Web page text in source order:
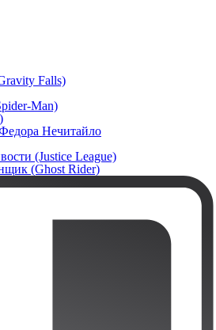
Falls)
Man)
Нечитайло
(Justice League)
(Ghost Rider)